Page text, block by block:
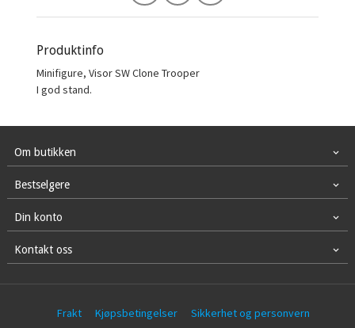
Produktinfo
Minifigure, Visor SW Clone Trooper
I god stand.
Om butikken
Bestselgere
Din konto
Kontakt oss
Frakt Kjøpsbetingelser Sikkerhet og personvern